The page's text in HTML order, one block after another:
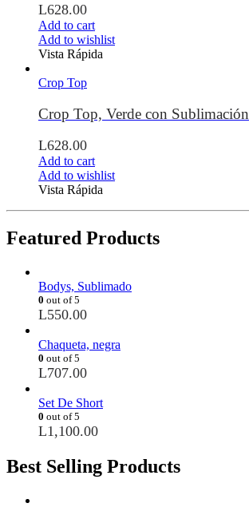
L628.00
Add to cart
Add to wishlist
Vista Rápida
Crop Top
Crop Top, Verde con Sublimación
L628.00
Add to cart
Add to wishlist
Vista Rápida
Featured Products
Bodys, Sublimado
0 out of 5
L550.00
Chaqueta, negra
0 out of 5
L707.00
Set De Short
0 out of 5
L1,100.00
Best Selling Products